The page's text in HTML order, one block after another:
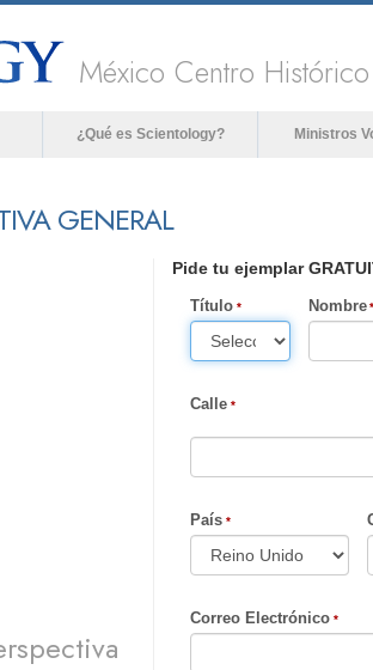
México Centro Histórico
¿Qué es Scientology? Ministros
GENERAL
Pide tu ejemplar
Título Nombre
Calle
País
Correo Electrónico